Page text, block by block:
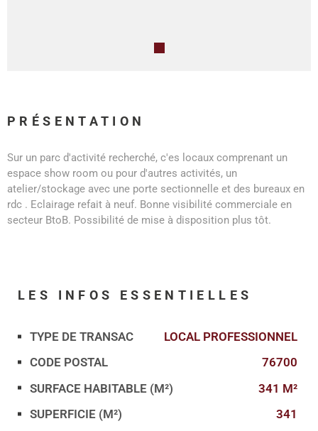
PRÉSENTATION
Sur un parc d'activité recherché, c'es locaux comprenant un
espace show room ou pour d'autres activités, un
atelier/stockage avec une porte sectionnelle et des bureaux en
rdc . Eclairage refait à neuf. Bonne visibilité commerciale en
secteur BtoB. Possibilité de mise à disposition plus tôt.
LES INFOS ESSENTIELLES
Caractérisque Valeurs
TYPE DE TRANSAC
LOCAL PROFESSIONNEL
CODE POSTAL
76700
SURFACE HABITABLE (M²)
341 M²
SUPERFICIE (M²)
341